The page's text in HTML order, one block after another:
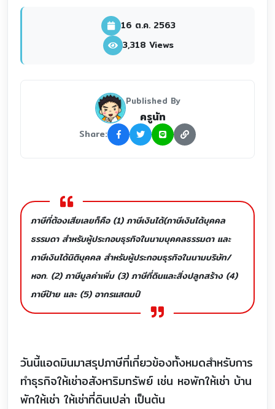
16 ต.ค. 2563
3,318 Views
Published By
ครูนัท
Share:
ภาษีที่ต้องเสียเลยก็คือ (1) ภาษีเงินได้(ภาษีเงินได้บุคคล
ธรรมดา สำหรับผู้ประกอบธุรกิจในนามบุคคลธรรมดา และ
ภาษีเงินได้นิติบุคคล สำหรับผู้ประกอบธุรกิจในนามบริษัท/
หจก. (2) ภาษีมูลค่าเพิ่ม (3) ภาษีที่ดินและสิ่งปลูกสร้าง (4)
ภาษีป้าย และ (5) อากรแสตมป์
วันนี้แอดมินมาสรุปภาษีที่เกี่ยวข้องทั้งหมดสำหรับการ
ทำธุรกิจให้เช่าอสังหาริมทรัพย์ เช่น หอพักให้เช่า บ้าน
พักให้เช่า ให้เช่าที่ดินเปล่า เป็นต้น